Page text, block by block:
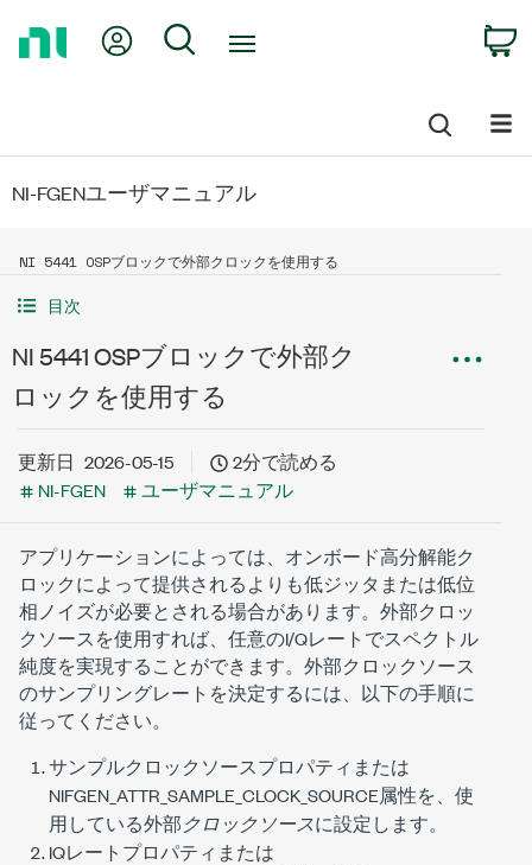
My Account
Search
NI-FGENユーザマニュアル
NI 5441 OSPブロックで外部クロックを使用する
目次
NI 5441 OSPブロックで外部ク
ロックを使用する
更新日 2026-05-15
2分で読める
NI-FGEN
ユーザマニュアル
アプリケーションによっては、オンボード高分解能ク
ロックによって提供されるよりも低ジッタまたは低位
相ノイズが必要とされる場合があります。外部クロッ
クソースを使用すれば、任意のI/Qレートでスペクトル
純度を実現することができます。外部クロックソース
のサンプリングレートを決定するには、以下の手順に
従ってください。
サンプルクロックソースプロパティまたは
NIFGEN_ATTR_SAMPLE_CLOCK_SOURCE属性を、使
用している外部クロックソースに設定します。
IQレートプロパティまたは